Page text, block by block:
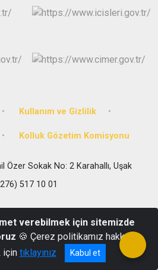
Kullanım ve Gizlilik
Kolluk Gözetim Komisyonu
Özer Sokak No: 2 Karahallı, Uşak
517 10 01
verebilmek için sitemizde
🍪 Çerez politikamız hakkında
için tıklayınız Kabul et